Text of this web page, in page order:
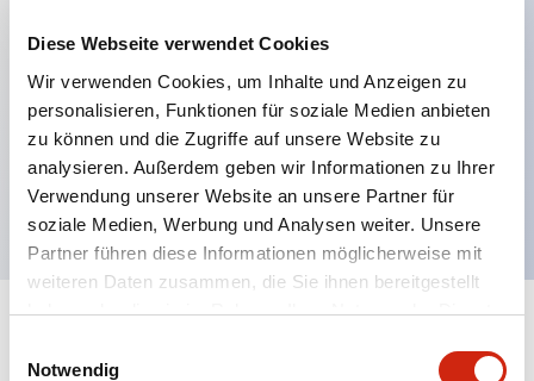
Diese Webseite verwendet Cookies
Wir verwenden Cookies, um Inhalte und Anzeigen zu
personalisieren, Funktionen für soziale Medien anbieten
zu können und die Zugriffe auf unsere Website zu
analysieren. Außerdem geben wir Informationen zu Ihrer
Verwendung unserer Website an unsere Partner für
soziale Medien, Werbung und Analysen weiter. Unsere
Partner führen diese Informationen möglicherweise mit
weiteren Daten zusammen, die Sie ihnen bereitgestellt
haben oder die sie im Rahmen Ihrer Nutzung der Dienste
Notwendig
Hauptmerkmale
Diffuse reflektierender M8 NPN-Ausgang
Dunkel-An-Modus
200 mm Erfassungsbereich